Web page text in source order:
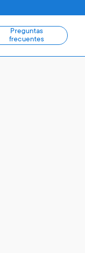
Preguntas
frecuentes